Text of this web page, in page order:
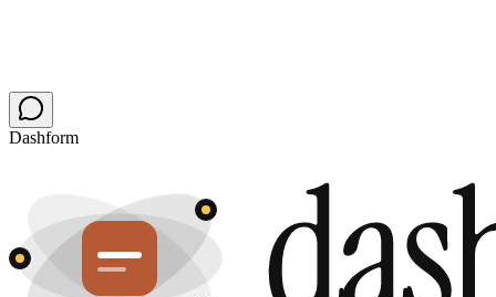
Plano grátis continua grátis · sem cartão · sem chatbot para babá
Dashform